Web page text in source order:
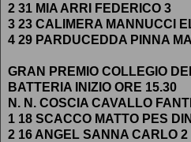
2 31 MIA ARRI FEDERICO 3
3 23 CALIMERA MANNUCCI
4 29 PARDUCEDDA PINNA
GRAN PREMIO COLLEGIO
BATTERIA INIZIO ORE 15.30
N. N. COSCIA CAVALLO
1 18 SCACCO MATTO PES
2 16 ANGEL SANNA CARLO 2